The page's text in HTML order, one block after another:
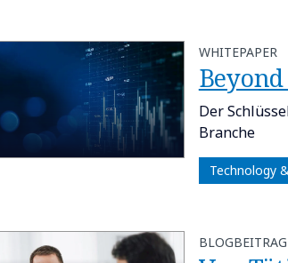
WHITEPAPER
Der
Branche
Technology
BLOGBEITRAG